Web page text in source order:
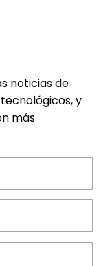
impulsan la
noticias de
y
más